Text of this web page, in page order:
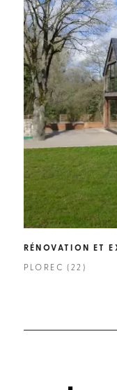
RÉNOVATION ET
PLOREC (22)